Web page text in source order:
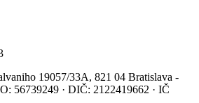
19057/33A, 821 04 Bratislava -
56739249 · DIČ: 2122419662 · IČ